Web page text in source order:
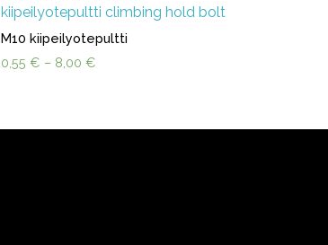
M10 kiipeilyotepultti
0,55 € – 8,00 €Hintaluokka: